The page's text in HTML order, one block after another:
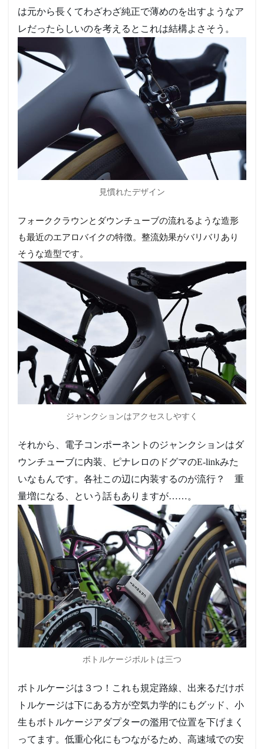
まと
みん
う！
の
9
エヴ
買っ
て強
プロ
テイ
ンな
ら安
上が
りで
強く
なれ
は元から長くてわざわざ純正で薄めのを出すようなア
レだったらしいのを考えるとこれは結構よさそう。
見慣れたデザイン
フォーククラウンとダウンチューブの流れるような造形
も最近のエアロバイクの特徴。整流効果がバリバリあり
そうな造型です。
ジャンクションはアクセスしやすく
それから、電子コンポーネントのジャンクションはダ
ウンチューブに内装、ピナレロのドグマのE-linkみた
いなもんです。各社この辺に内装するのが流行？ 重
量増になる、という話もありますが……。
ボトルケージボルトは三つ
ボトルケージは３つ！これも規定路線、出来るだけボ
トルケージは下にある方が空気力学的にもグッド、小
生もボトルケージアダプターの濫用で位置を下げまく
ってます。低重心化にもつながるため、高速域での安